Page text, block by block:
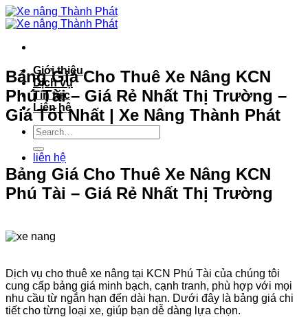
Bỏ
qua
dung
Giới thiệu
Dịch vụ
Tin tức
Liên hệ
liên hệ
Bảng Giá Cho Thuê Xe Nâng KCN
Phú Tài – Giá Rẻ Nhất Thị Trường –
Giá Tốt Nhất | Xe Nâng Thành Phát
Bảng Giá Cho Thuê Xe Nâng KCN
Phú Tài – Giá Rẻ Nhất Thị Trường
Dịch vụ cho thuê xe nâng tại KCN Phú Tài của chúng tôi
cung cấp bảng giá minh bạch, cạnh tranh, phù hợp với mọi
nhu cầu từ ngắn hạn đến dài hạn. Dưới đây là bảng giá chi
tiết cho từng loại xe, giúp bạn dễ dàng lựa chọn.